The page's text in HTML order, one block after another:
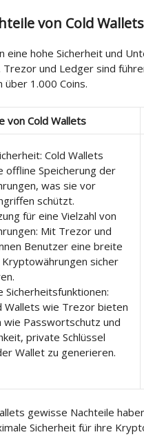
von Cold Wallets
eine hohe Sicherheit und
und Ledger sind
1.000 Coins.
von Cold Wallets
Cold Wallets
offline Speicherung der
was sie vor
schützt.
für eine Vielzahl von
Mit Trezor und
Benutzer eine breite
sicher
Sicherheitsfunktionen:
Wallets wie Trezor bieten
wie Passwortschutz und
private Schlüssel
Wallet zu generieren.
gewisse Nachteile
Sicherheit für ihre